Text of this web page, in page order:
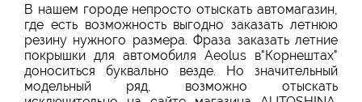
В нашем городе непросто отыскать автомагазин,
где есть возможность выгодно заказать летнюю
резину нужного размера. Фраза заказать летние
покрышки для автомобиля Aeolus в"Корнештах"
доноситься буквально везде. Но значительный
модельный ряд, возможно отыскать